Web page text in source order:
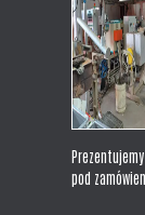
pod